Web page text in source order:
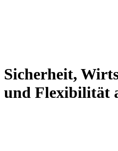
Sicherheit,
und Flexibilität